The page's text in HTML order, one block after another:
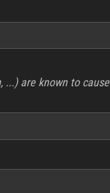
...) are known to cause